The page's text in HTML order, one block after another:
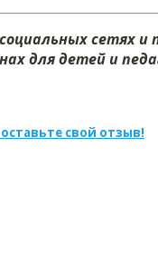
сетях
для детей и
свой отзыв!